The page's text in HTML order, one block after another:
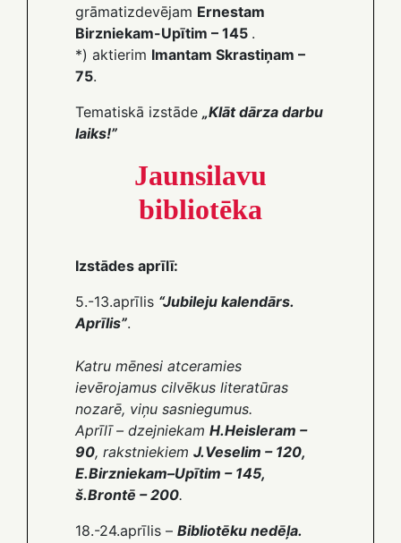
grāmatizdevējam Ernestam
Birzniekam-Upītim – 145 .
*) aktierim Imantam Skrastiņam –
75.
Tematiskā izstāde „Klāt dārza darbu
laiks!”
Jaunsilavu
bibliotēka
Izstādes aprīlī:
5.-13.aprīlis “Jubileju kalendārs.
Aprīlis”.
Katru mēnesi atceramies
ievērojamus cilvēkus literatūras
nozarē, viņu sasniegumus.
Aprīlī – dzejniekam H.Heisleram –
90, rakstniekiem J.Veselim – 120,
E.Birzniekam–Upītim – 145,
š.Brontē – 200.
18.-24.aprīlis – Bibliotēku nedēļa.